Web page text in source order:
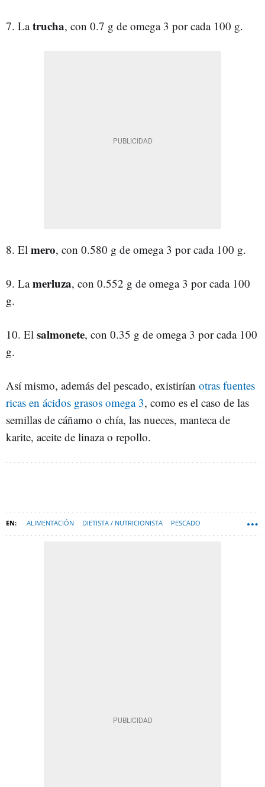
7. Latrucha, con 0.7 g de omega 3 por cada 100 g.
8. El mero, con 0.580 g de omega 3 por cada 100 g.
9. Lamerluza, con 0.552 g de omega 3 por cada 100
g.
10. El salmonete, con 0.35 g de omega 3 por cada 100
g.
Así mismo, además del pescado, existirían otras fuentes
ricas en ácidos grasos omega 3, como es el caso de las
semillas de cáñamo o chía, las nueces, manteca de
karite, aceite de linaza o repollo.
ALIMENTACIÓN DIETISTA / NUTRICIONISTA PESCADO